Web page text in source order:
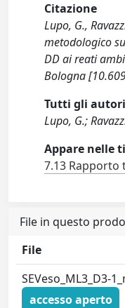
Citazione
Lupo, G.,
metodologico
DD ai reati
Bologna
Tutti gli autori
Lupo, G.;
Appare nelle
7.13 Rapporto
File in questo
File
SEVeso_ML3_D3-
accesso aperto